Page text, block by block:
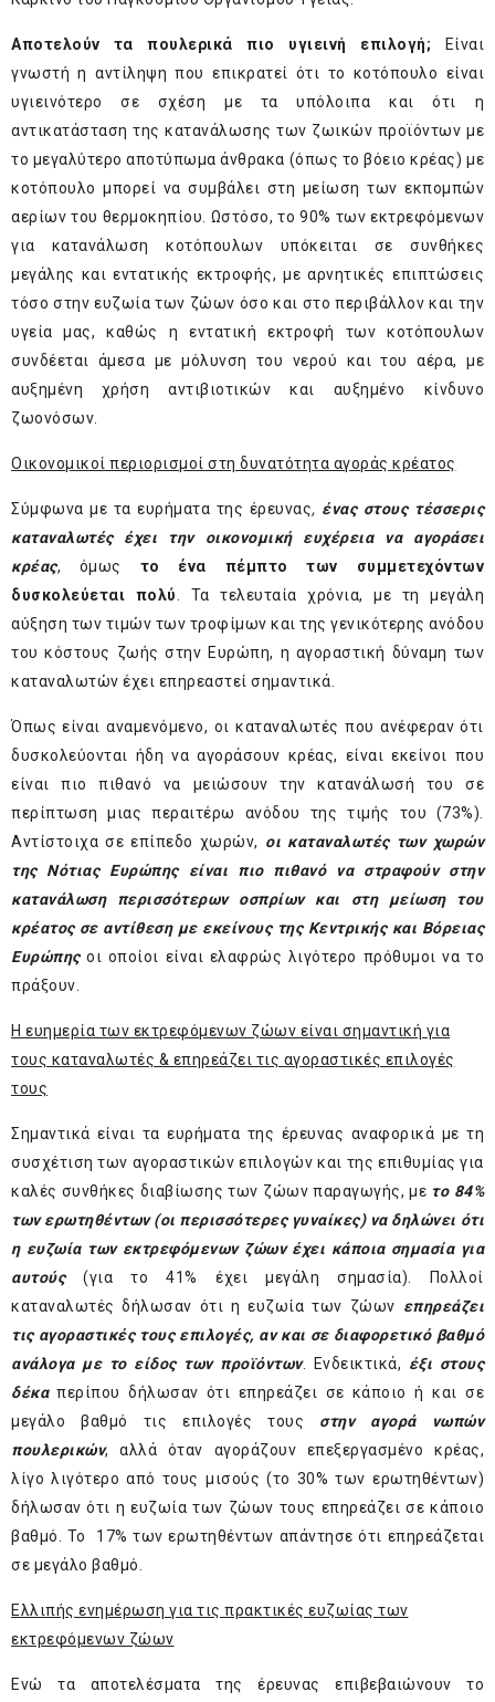
Αποτελούν τα πουλερικά πιο υγιεινή επιλογή;
Είναι
γνωστή η αντίληψη που επικρατεί ότι το κοτόπουλο είναι
υγιεινότερο σε σχέση με τα υπόλοιπα και ότι η
αντικατάσταση της κατανάλωσης των ζωικών προϊόντων με
το μεγαλύτερο αποτύπωμα άνθρακα (όπως το βόειο κρέας) με
κοτόπουλο μπορεί να συμβάλει στη μείωση των εκπομπών
αερίων του θερμοκηπίου. Ωστόσο, το 90% των εκτρεφόμενων
για κατανάλωση κοτόπουλων υπόκειται σε συνθήκες
μεγάλης και εντατικής εκτροφής, με αρνητικές επιπτώσεις
τόσο στην ευζωία των ζώων όσο και στο περιβάλλον και την
υγεία μας, καθώς η εντατική εκτροφή των κοτόπουλων
συνδέεται άμεσα με μόλυνση του νερού και του αέρα, με
αυξημένη χρήση αντιβιοτικών και αυξημένο κίνδυνο
ζωονόσων.
Οικονομικοί περιορισμοί στη δυνατότητα αγοράς κρέατος
Σύμφωνα με τα ευρήματα της έρευνας, ένας στους τέσσερις
καταναλωτές έχει την οικονομική ευχέρεια να αγοράσει
κρέας, όμως το ένα πέμπτο των συμμετεχόντων
δυσκολεύεται πολύ. Τα τελευταία χρόνια, με τη μεγάλη
αύξηση των τιμών των τροφίμων και της γενικότερης ανόδου
του κόστους ζωής στην Ευρώπη, η αγοραστική δύναμη των
καταναλωτών έχει επηρεαστεί σημαντικά.
Όπως είναι αναμενόμενο, οι καταναλωτές που ανέφεραν ότι
δυσκολεύονται ήδη να αγοράσουν κρέας, είναι εκείνοι που
είναι πιο πιθανό να μειώσουν την κατανάλωσή του σε
περίπτωση μιας περαιτέρω ανόδου της τιμής του (73%).
Αντίστοιχα σε επίπεδο χωρών, οι καταναλωτές των χωρών
της Νότιας Ευρώπης είναι πιο πιθανό να στραφούν στην
κατανάλωση περισσότερων οσπρίων και στη μείωση του
κρέατος σε αντίθεση με εκείνους της Κεντρικής και Βόρειας
Ευρώπηςοι οποίοι είναι ελαφρώς λιγότερο πρόθυμοι να το
πράξουν.
Η ευημερία των εκτρεφόμενων ζώων είναι σημαντική για
τους καταναλωτές & επηρεάζει τις αγοραστικές επιλογές
τους
Σημαντικά είναι τα ευρήματα της έρευνας αναφορικά με τη
συσχέτιση των αγοραστικών επιλογών και της επιθυμίας για
καλές συνθήκες διαβίωσης των ζώων παραγωγής, με το 84%
των ερωτηθέντων (οι περισσότερες γυναίκες) να δηλώνει ότι
η ευζωία των εκτρεφόμενων ζώων έχει κάποια σημασία για
αυτούς(για το 41% έχει μεγάλη σημασία). Πολλοί
καταναλωτές δήλωσαν ότι η ευζωία των ζώων επηρεάζει
τις αγοραστικές τους επιλογές, αν και σε διαφορετικό βαθμό
ανάλογα με το είδος των προϊόντων. Ενδεικτικά, έξι στους
δέκαπερίπου δήλωσαν ότι επηρεάζει σε κάποιο ή και σε
μεγάλο βαθμό τις επιλογές τους στην αγορά νωπών
πουλερικών, αλλά όταν αγοράζουν επεξεργασμένο κρέας,
λίγο λιγότερο από τους μισούς (το 30% των ερωτηθέντων)
δήλωσαν ότι η ευζωία των ζώων τους επηρεάζει σε κάποιο
βαθμό. Το 17% των ερωτηθέντων απάντησε ότι επηρεάζεται
σε μεγάλο βαθμό.
Ελλιπής ενημέρωση για τις πρακτικές ευζωίας των
εκτρεφόμενων ζώων
Ενώ τα αποτελέσματα της έρευνας επιβεβαιώνουν το